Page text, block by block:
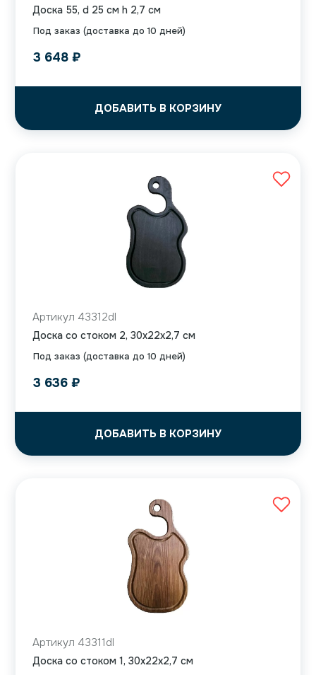
Под заказ (доставка до 10 дней)
Доска 55, d 25 см h 2,7 см
3 648 ₽
ДОБАВИТЬ В КОРЗИНУ
Под заказ (доставка до 10 дней)
Артикул 43312dl
Доска со стоком 2, 30x22x2,7 см
3 636 ₽
ДОБАВИТЬ В КОРЗИНУ
Артикул 43311dl
Доска со стоком 1, 30x22x2,7 см